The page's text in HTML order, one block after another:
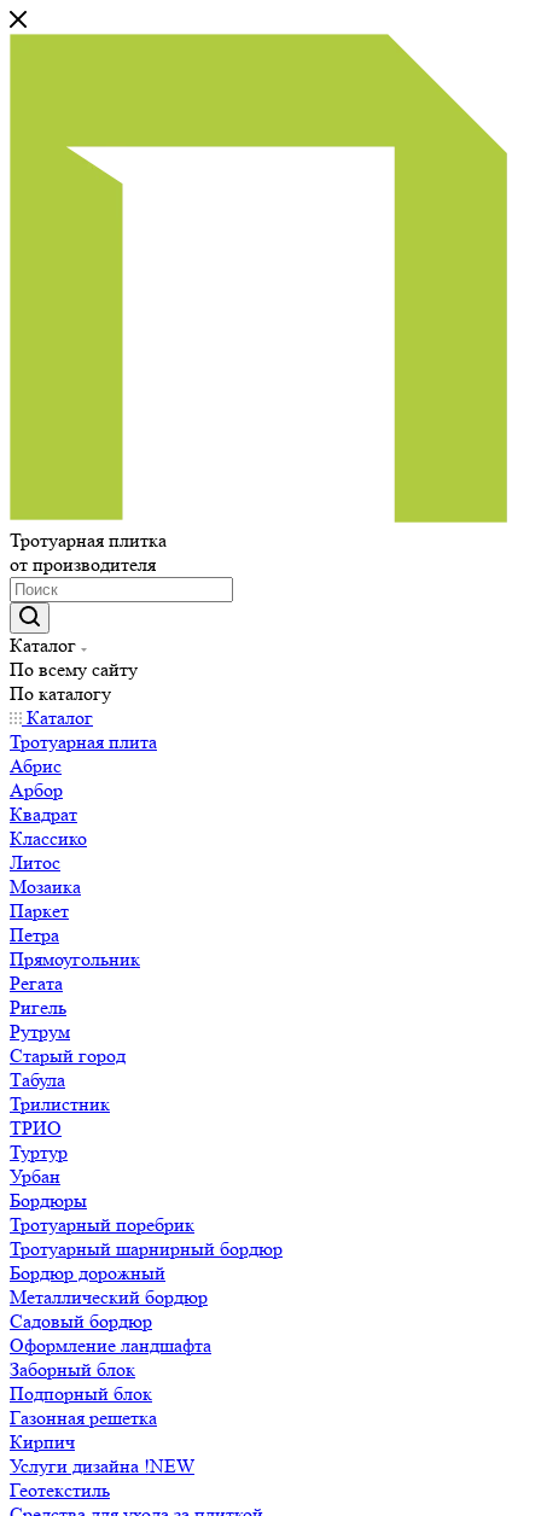
Тротуарная плитка
от производителя
Каталог
По всему сайту
По каталогу
Каталог
Тротуарная плита
Абрис
Арбор
Квадрат
Классико
Литос
Мозаика
Паркет
Петра
Прямоугольник
Регата
Ригель
Рутрум
Старый город
Табула
Трилистник
ТРИО
Туртур
Урбан
Бордюры
Тротуарный поребрик
Тротуарный шарнирный бордюр
Бордюр дорожный
Металлический бордюр
Садовый бордюр
Оформление ландшафта
Заборный блок
Подпорный блок
Газонная решетка
Кирпич
Услуги дизайна !NEW
Геотекстиль